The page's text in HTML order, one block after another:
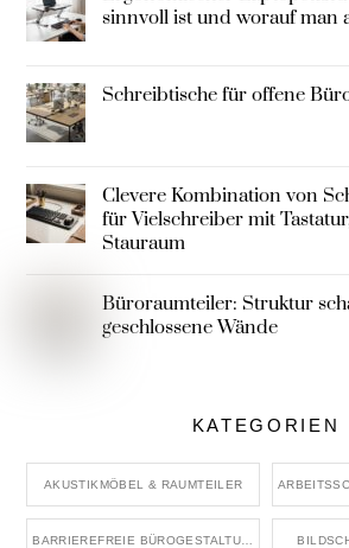
sinnvoll ist und worauf man
Schreibtische für offene
Clevere Kombination von
für Vielschreiber mit
Stauraum
Büroraumteiler: Struktur
geschlossene Wände
KATEGORIEN
AKUSTIKMÖBEL & RAUMTEILER